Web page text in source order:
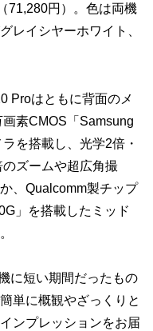
71,280円）。色は両機
レイシヤーホワイト、
Proはともに背面のメ
素CMOS「Samsung
を搭載し、光学2倍・
ズームや超広角撮
、Qualcomm製チップ
」を搭載したミッド
に短い期間だったもの
単に概観やざっくりと
ンプレッションをお届